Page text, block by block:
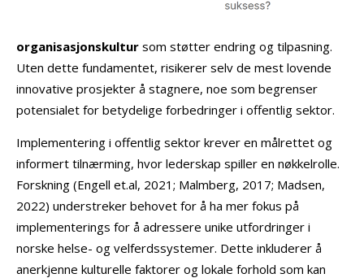
organisasjonskultur som støtter endring og tilpasning.
Uten dette fundamentet, risikerer selv de mest lovende
innovative prosjekter å stagnere, noe som begrenser
potensialet for betydelige forbedringer i offentlig sektor.
Implementering i offentlig sektor krever en målrettet og
informert tilnærming, hvor lederskap spiller en nøkkelrolle.
Forskning (Engell et.al, 2021; Malmberg, 2017; Madsen,
2022) understreker behovet for å ha mer fokus på
implementerings for å adressere unike utfordringer i
norske helse- og velferdssystemer. Dette inkluderer å
anerkjenne kulturelle faktorer og lokale forhold som kan